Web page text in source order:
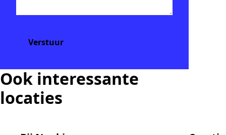
Ook interessante
locaties